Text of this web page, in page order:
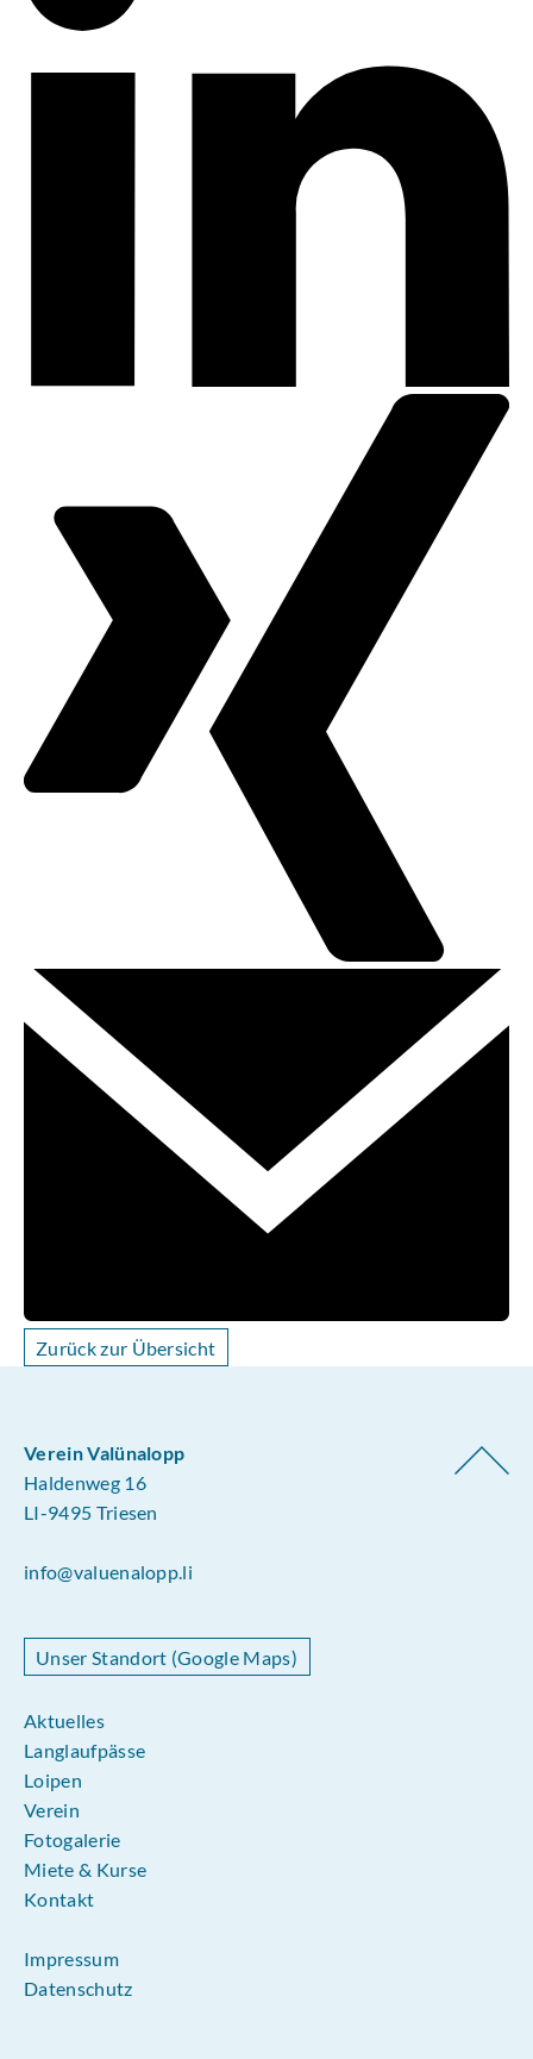
Zurück zur Übersicht
Verein Valünalopp
Haldenweg 16
LI-9495 Triesen
info@valuenalopp.li
Unser Standort (Google Maps)
Aktuelles
Langlaufpässe
Loipen
Verein
Fotogalerie
Miete & Kurse
Kontakt
Impressum
Datenschutz